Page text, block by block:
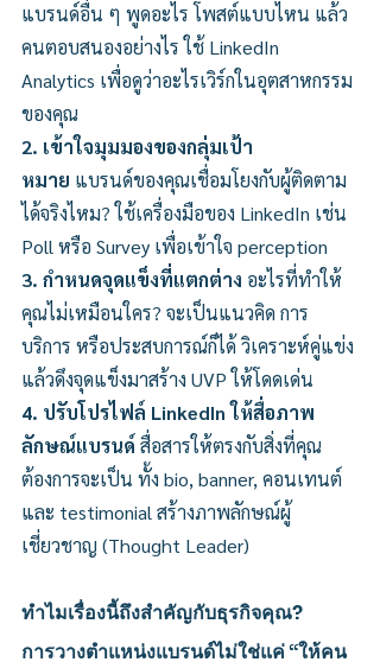
แบรนด์อื่น ๆ พูดอะไร โพสต์แบบไหน แล้ว
คนตอบสนองอย่างไร ใช้ LinkedIn
Analytics เพื่อดูว่าอะไรเวิร์กในอุตสาหกรรม
ของคุณ
2. เข้าใจมุมมองของกลุ่มเป้า
หมาย แบรนด์ของคุณเชื่อมโยงกับผู้ติดตาม
ได้จริงไหม? ใช้เครื่องมือของ LinkedIn เช่น
Poll หรือ Survey เพื่อเข้าใจ perception
3. กำหนดจุดแข็งที่แตกต่าง อะไรที่ทำให้
คุณไม่เหมือนใคร? จะเป็นแนวคิด การ
บริการ หรือประสบการณ์ก็ได้ วิเคราะห์คู่แข่ง
แล้วดึงจุดแข็งมาสร้าง UVP ให้โดดเด่น
4. ปรับโปรไฟล์ LinkedIn ให้สื่อภาพ
ลักษณ์แบรนด์ สื่อสารให้ตรงกับสิ่งที่คุณ
ต้องการจะเป็น ทั้ง bio, banner, คอนเทนต์
และ testimonial สร้างภาพลักษณ์ผู้
เชี่ยวชาญ (Thought Leader)
ทำไมเรื่องนี้ถึงสำคัญกับธุรกิจคุณ?
การวางตำแหน่งแบรนด์ไม่ใช่แค่ “ให้คน